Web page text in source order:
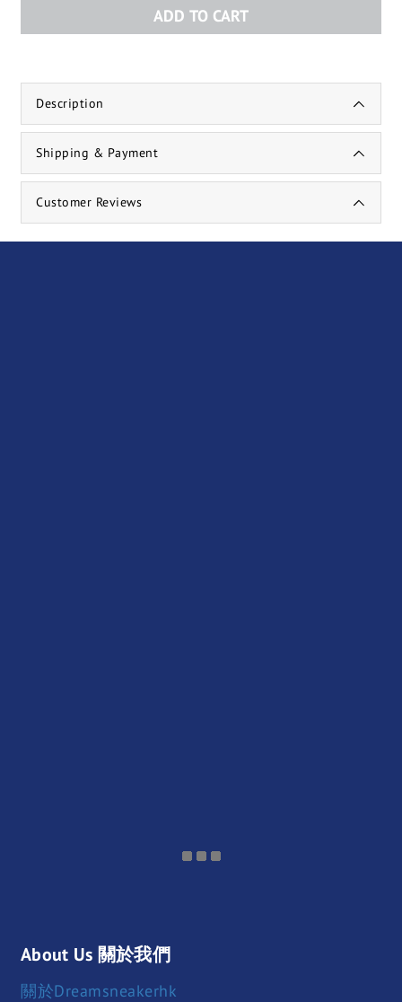
ADD TO CART
Description
Shipping & Payment
Customer Reviews
About Us 關於我們
關於Dreamsneakerhk